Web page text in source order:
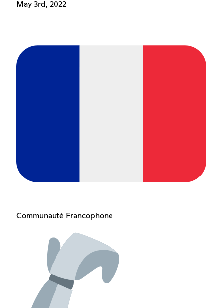
May 3rd, 2022
Communauté Francophone